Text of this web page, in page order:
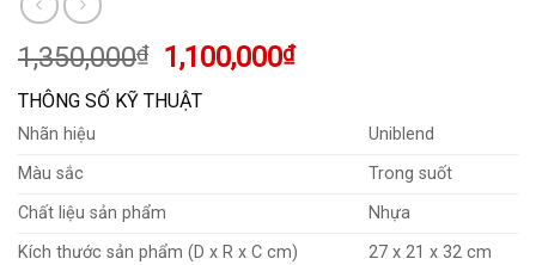
1,350,000₫
Giá
gốc
là:
1,100,000₫Giá
1,100,000₫.
THÔNG SỐ KỸ THUẬT
Nhãn hiệu
Uniblend
Màu sắc
Trong suốt
Chất liệu sản phẩm
Nhựa
Kích thước sản phẩm (D x R x C cm)
27 x 21 x 32 cm